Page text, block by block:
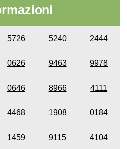
5726 5240 2444
0626 9463 9978
0646 8966 4111
4468 1908 0184
1459 9115 4104